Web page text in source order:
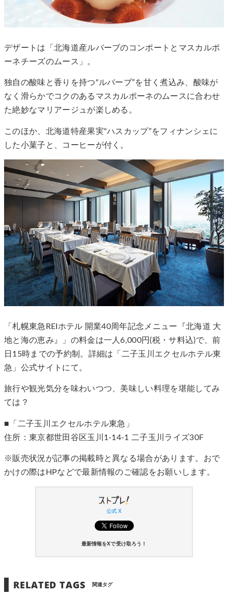
デザートは「北海道産ルバーブのコンポートとマスカルポ
ーネチーズのムース」。
独自の酸味と香りを持つ“ルバーブ”を甘く煮込み、酸味が
なく滑らかでコクのあるマスカルポーネのムースに合わせ
た絶妙なマリアージュが楽しめる。
このほか、北海道特産果実“ハスカップ”をフィナンシェに
した小菓子と、コーヒーが付く。
「札幌東急REIホテル 開業40周年記念メニュー『北海道 大
地と海の恵み』」の料金は一人6,000円(税・サ料込)で、前
日15時までの予約制。詳細は「二子玉川エクセルホテル東
急」公式サイトにて。
旅行や観光気分を味わいつつ、美味しい料理を堪能してみ
ては？
■「二子玉川エクセルホテル東急」
住所：東京都世田谷区玉川1-14-1 二子玉川ライズ30F
※販売状況が記事の掲載時と異なる場合があります。おで
かけの際はHPなどで最新情報のご確認をお願いします。
公式 X
最新情報をXで受け取ろう！
RELATED TAGS 関連タグ